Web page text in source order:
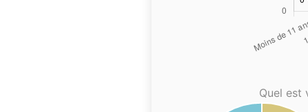
Quel est